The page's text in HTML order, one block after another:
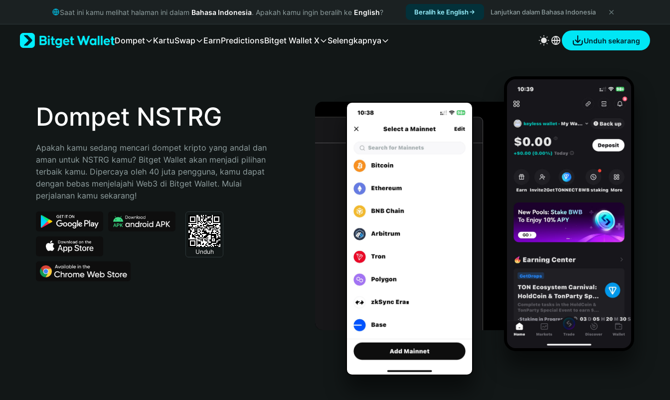
Русский
Bahasa Indonesia
Español (Argentina)
Saat ini kamu melihat halaman ini dalam Bahasa Indonesia. Apakah kamu ingin beralih ke English? Beralih ke English Lanjutkan dalam Bahasa Indonesia
Dompet KartuSwap EarnPredictionsBitget Wallet X Selengkapnya Unduh sekarang
Dompet NSTRG
Apakah kamu sedang mencari dompet kripto yang andal dan
aman untuk NSTRG kamu? Bitget Wallet akan menjadi pilihan
terbaik kamu. Dipercaya oleh 40 juta pengguna, kamu dapat
dengan bebas menjelajahi Web3 di Bitget Wallet. Mulai
perjalanan kamu sekarang!
Unduh